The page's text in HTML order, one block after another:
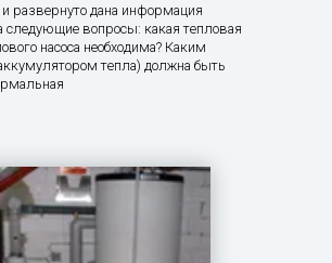
и развернуто дана информация
следующие вопросы: какая тепловая
насоса необходима? Каким
тепла) должна быть